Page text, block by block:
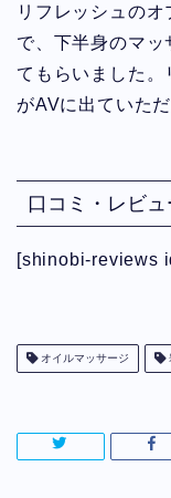
リフレッシュの
で、下半身のマ
てもらいました。
がAVに出ていた
口コミ・レビ
[shinobi-reviews
オイルマッサージ